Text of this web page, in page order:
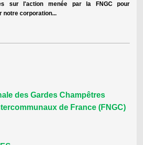
sur l'action menée par la FNGC pour
notre corporation...
des Gardes Champêtres
de France (FNGC)